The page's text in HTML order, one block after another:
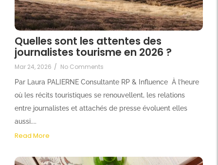
Quelles sont les attentes des
journalistes tourisme en 2026 ?
Mar 24, 2026 / No Comments
Par Laura PALIERNE Consultante RP & Influence À l’heure
où les récits touristiques se renouvellent, les relations
entre journalistes et attachés de presse évoluent elles
aussi....
Read More